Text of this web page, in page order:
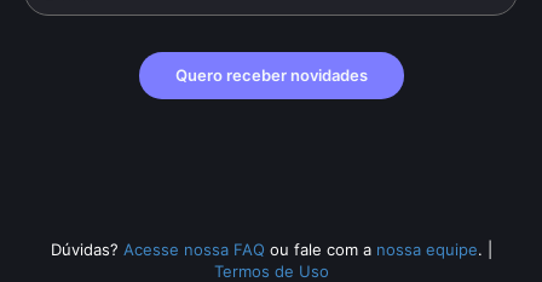
Quero receber novidades
Dúvidas? Acesse nossa FAQ ou fale com a nossa equipe.
Termos de Uso